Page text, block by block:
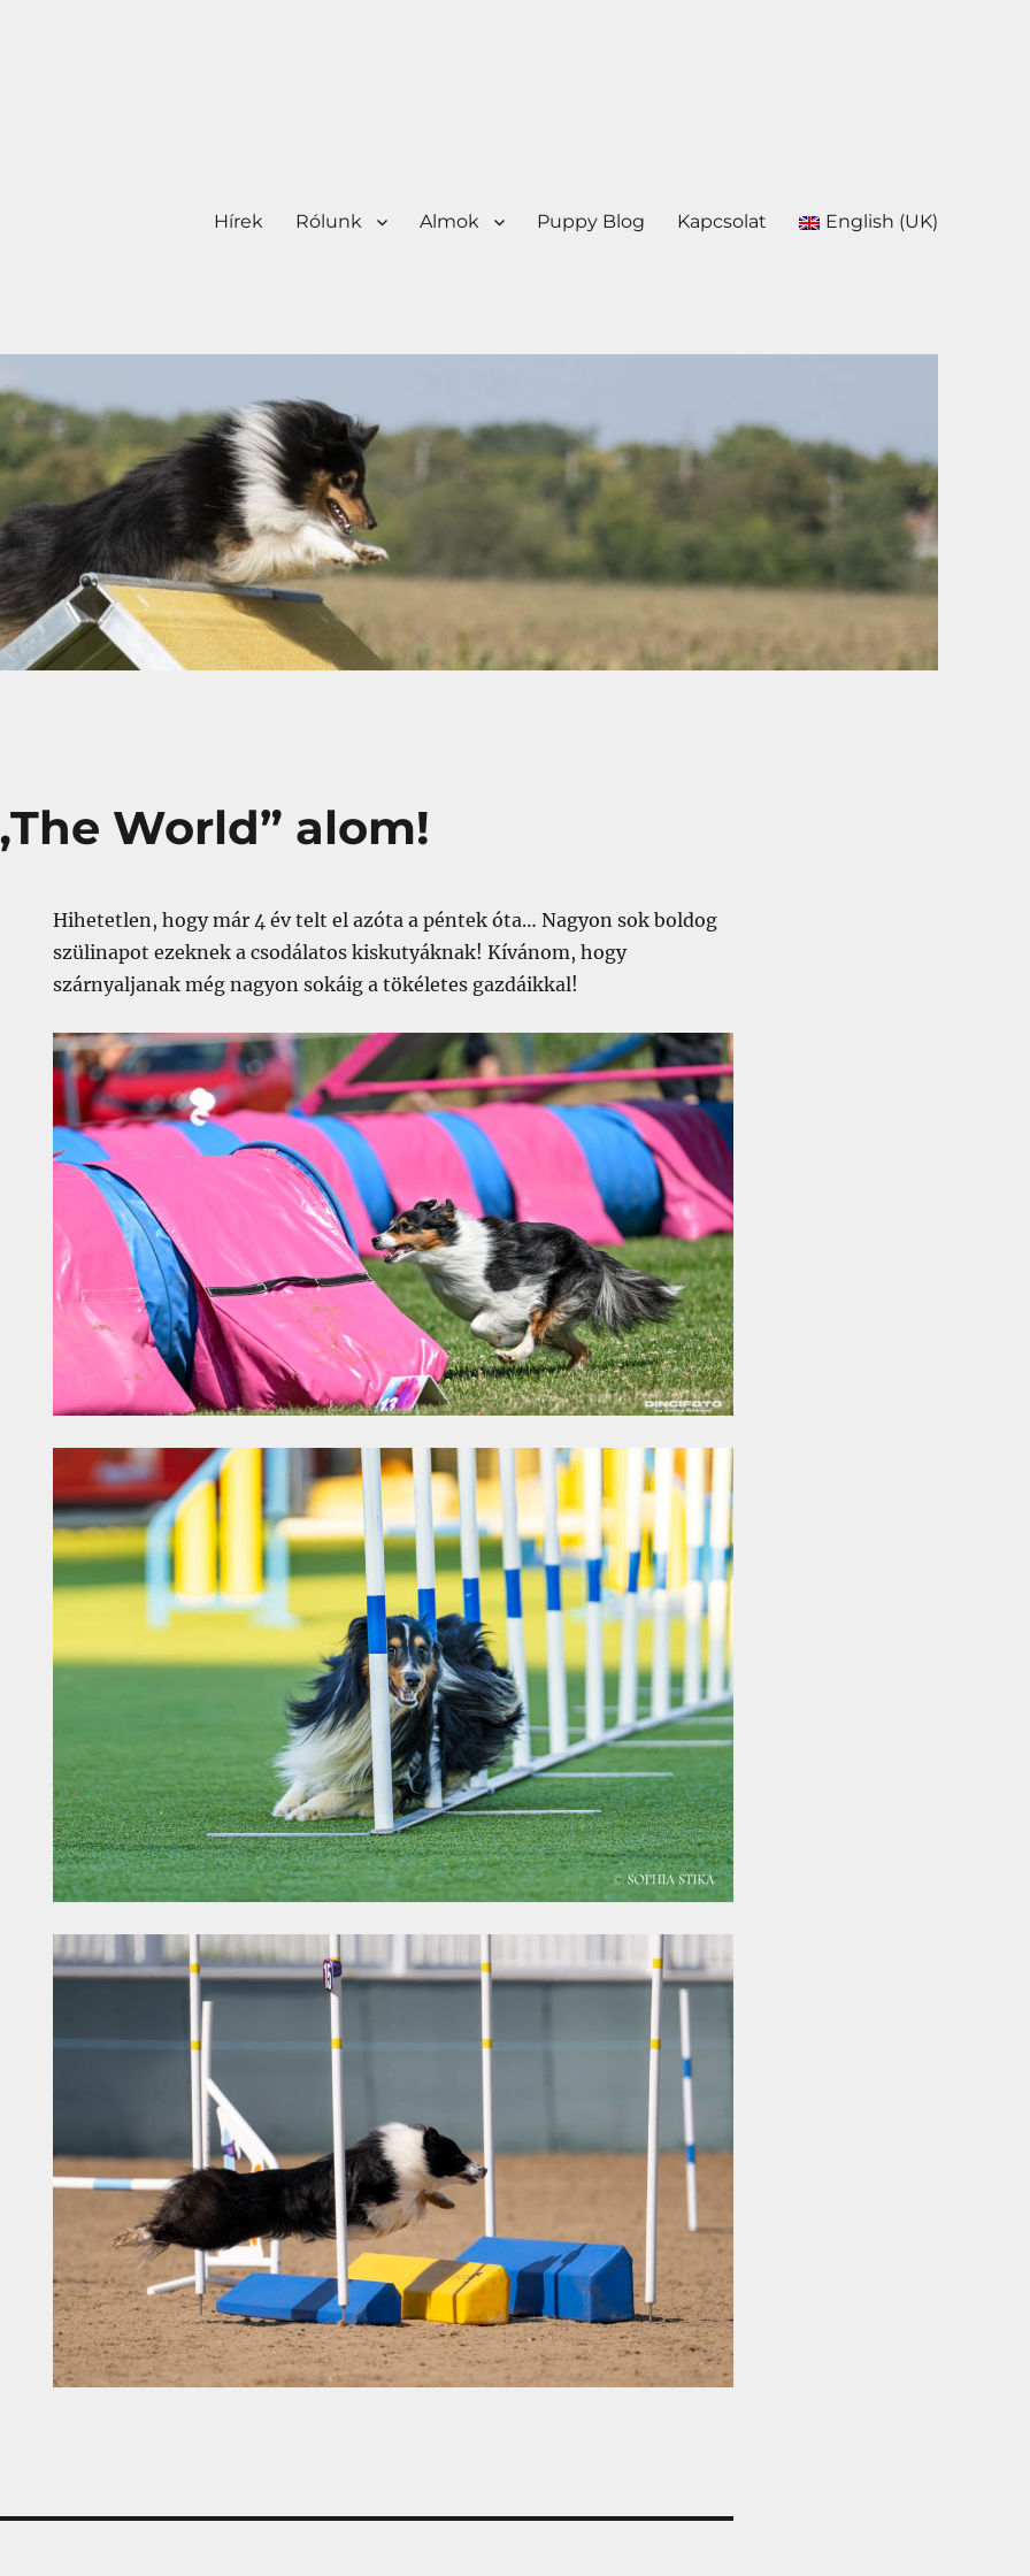
Hírek Rólunk Almok Puppy Blog Kapcsolat English (UK)
World” alom!
Hihetetlen, hogy már 4 év telt el azóta a péntek óta… Nagyon sok boldog
szülinapot ezeknek a csodálatos kiskutyáknak! Kívánom, hogy
szárnyaljanak még nagyon sokáig a tökéletes gazdáikkal!